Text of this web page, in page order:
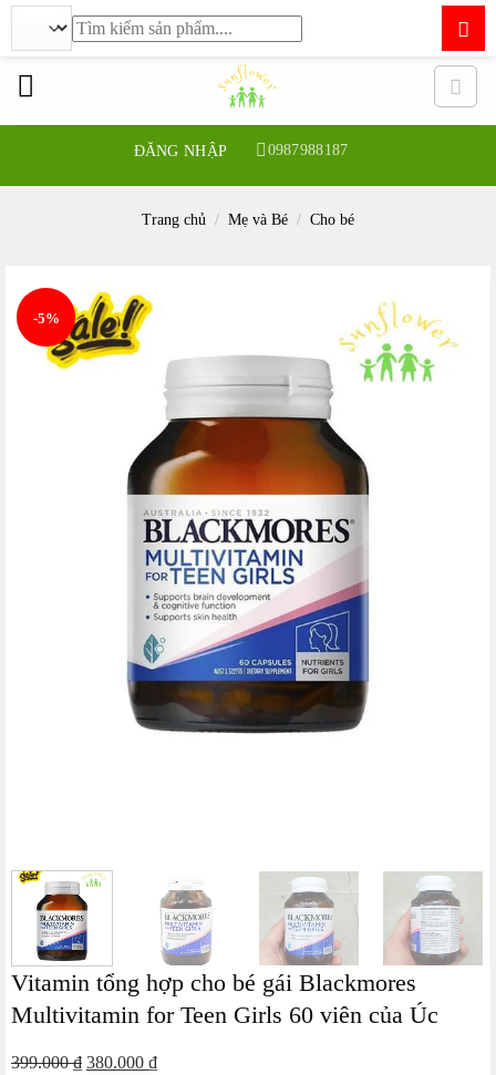
ĐĂNG NHẬP 0987988187
Tìm
kiếm:
Trang chủ / Mẹ và Bé / Cho bé
-5%
Vitamin tổng hợp cho bé gái Blackmores
Multivitamin for Teen Girls 60 viên của Úc
399.000₫ Giá
380.000 ₫Giá